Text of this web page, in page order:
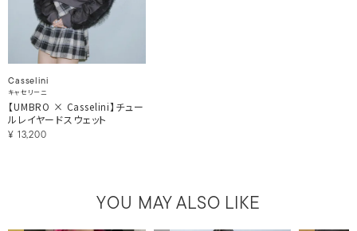
Casselini
キャセリーニ
【UMBRO × Casselini】チュー
ルレイヤードスウェット
¥ 13,200
YOU MAY ALSO LIKE